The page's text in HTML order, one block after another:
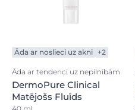
Āda ar noslieci uz akni +2
Āda ar tendenci uz nepilnībām
DermoPure Clinical
Matējošs Fluīds